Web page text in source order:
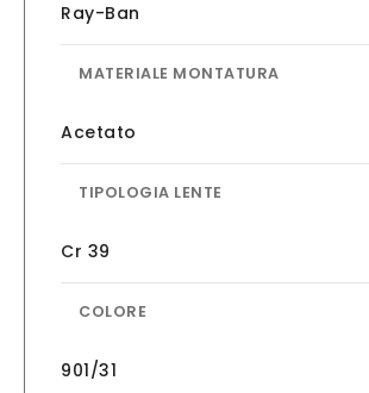
Ray-Ban
MATERIALE MONTATURA
Acetato
TIPOLOGIA LENTE
Cr 39
COLORE
901/31